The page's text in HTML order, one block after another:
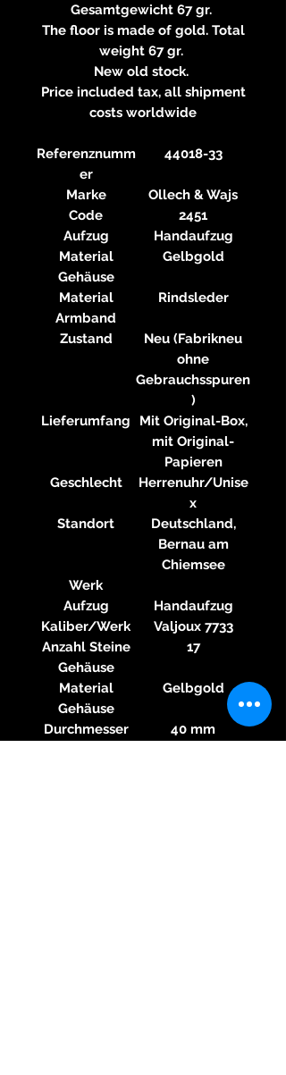
Gesamtgewicht 67 gr.
The floor is made of gold. Total
weight 67 gr.
New old stock.
Price included tax, all shipment
costs worldwide
Referenznumm
er
44018-33
Marke
Ollech & Wajs
Code
2451
Aufzug
Handaufzug
Material
Gehäuse
Gelbgold
Material
Armband
Rindsleder
Zustand
Neu (Fabrikneu
ohne
Gebrauchsspuren
)
Lieferumfang
Mit Original-Box,
mit Original-
Papieren
Geschlecht
Herrenuhr/Unise
x
Standort
Deutschland,
Bernau am
Chiemsee
Werk
Aufzug
Handaufzug
Kaliber/Werk
Valjoux 7733
Anzahl Steine
17
Gehäuse
Material
Gehäuse
Gelbgold
Durchmesser
40 mm